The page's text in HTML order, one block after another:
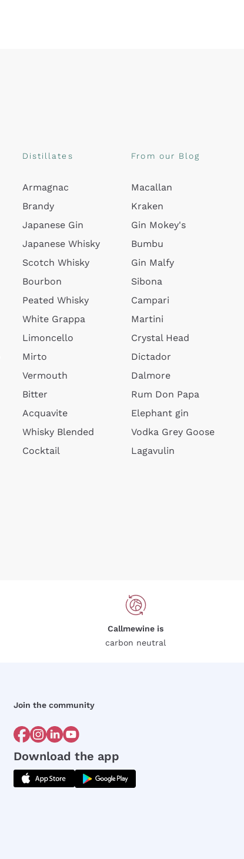
Distillates
Armagnac
Brandy
Japanese Gin
Japanese Whisky
Scotch Whisky
Bourbon
Peated Whisky
White Grappa
Limoncello
Mirto
Vermouth
Bitter
Acquavite
Whisky Blended
Cocktail
From our Blog
Macallan
Kraken
Gin Mokey's
Bumbu
Gin Malfy
Sibona
Campari
Martini
Crystal Head
Dictador
Dalmore
Rum Don Papa
Elephant gin
Vodka Grey Goose
Lagavulin
Callmewine is
carbon neutral
Join the community
Download the app